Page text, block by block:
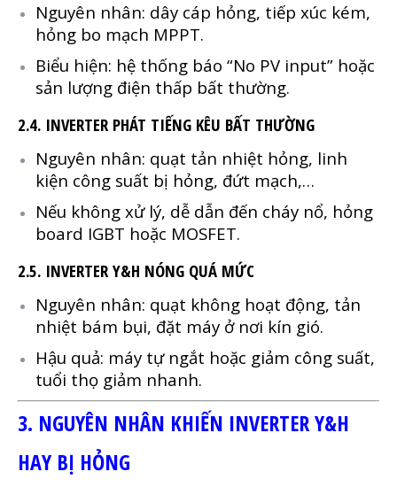
Nguyên nhân: dây cáp hỏng, tiếp xúc kém,
hỏng bo mạch MPPT.
Biểu hiện: hệ thống báo “No PV input” hoặc
sản lượng điện thấp bất thường.
2.4. INVERTER PHÁT TIẾNG KÊU BẤT THƯỜNG
Nguyên nhân: quạt tản nhiệt hỏng, linh
kiện công suất bị hỏng, đứt mạch,…
Nếu không xử lý, dễ dẫn đến cháy nổ, hỏng
board IGBT hoặc MOSFET.
2.5. INVERTER Y&H NÓNG QUÁ MỨC
Nguyên nhân: quạt không hoạt động, tản
nhiệt bám bụi, đặt máy ở nơi kín gió.
Hậu quả: máy tự ngắt hoặc giảm công suất,
tuổi thọ giảm nhanh.
3. NGUYÊN NHÂN KHIẾN INVERTER Y&H
HAY BỊ HỎNG